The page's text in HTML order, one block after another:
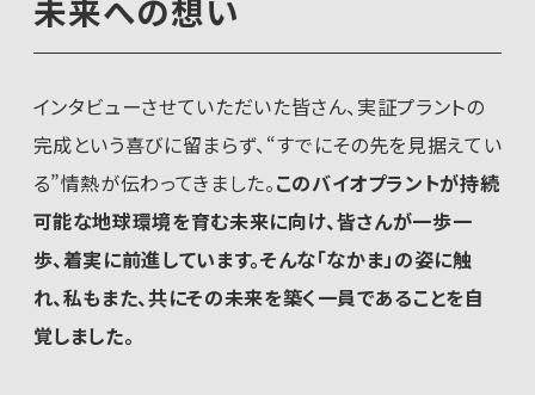
未来への想い
インタビューさせていただいた皆さん、実証プラントの
完成という喜びに留まらず、“すでにその先を見据えてい
る”情熱が伝わってきました。このバイオプラントが持続
可能な地球環境を育む未来に向け、皆さんが一歩一
歩、着実に前進しています。そんな「なかま」の姿に触
れ、私もまた、共にその未来を築く一員であることを自
覚しました。